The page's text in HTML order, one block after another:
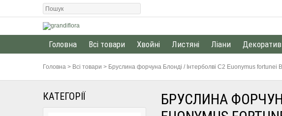
Головна Всі товари Хвойні Листяні Ліани
Головна > Всі товари > Бруслина форчуна Блонді / Інтерболві С2 Euonymus fortunei
КАТЕГОРІЇ
БРУСЛИНА